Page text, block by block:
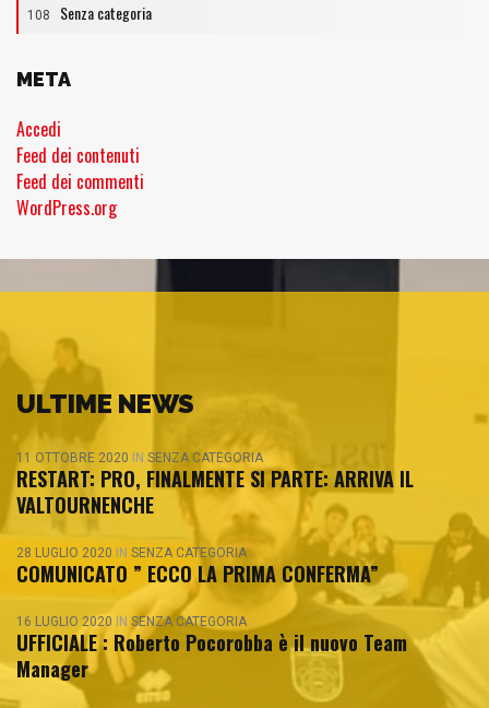
108 Senza categoria
META
Accedi
Feed dei contenuti
Feed dei commenti
WordPress.org
ULTIME NEWS
11 OTTOBRE 2020 IN SENZA CATEGORIA
RESTART: PRO, FINALMENTE SI PARTE: ARRIVA IL
VALTOURNENCHE
28 LUGLIO 2020 IN SENZA CATEGORIA
COMUNICATO ” ECCO LA PRIMA CONFERMA”
16 LUGLIO 2020 IN SENZA CATEGORIA
UFFICIALE : Roberto Pocorobba è il nuovo Team
Manager